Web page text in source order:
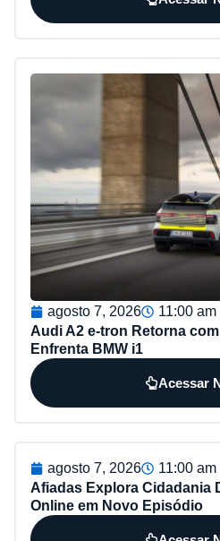
agosto 7, 2026
11:00 am
Audi A2 e-tron Retorna
Enfrenta BMW i1
Acessar
agosto 7, 2026
11:00 am
Afiadas Explora Cidadania
Online em Novo Episódio